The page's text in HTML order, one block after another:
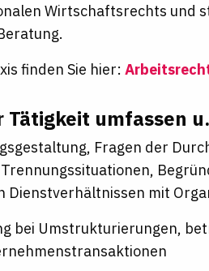
Wirtschaftsrechts und
finden Sie hier:
umfassen
Fragen der
Dienstverhältnissen mit
bei Umstrukturierungen,